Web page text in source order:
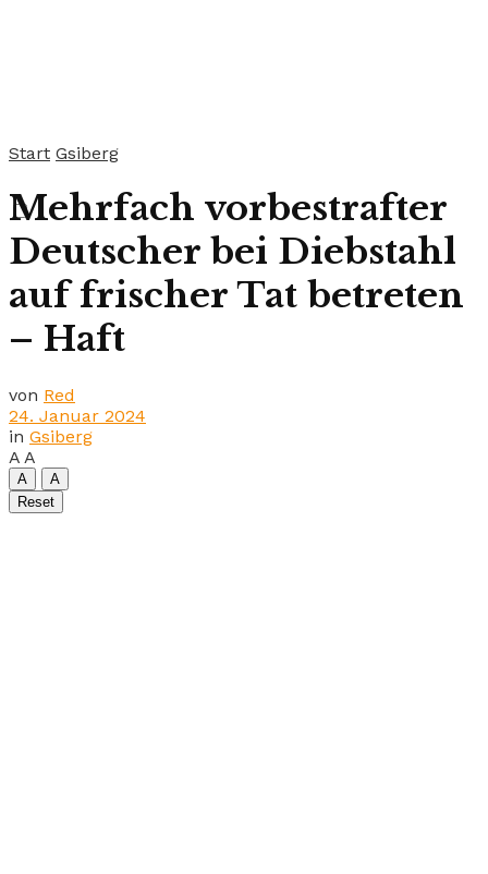
Start Gsiberg
Mehrfach vorbestrafter
Deutscher bei Diebstahl
auf frischer Tat betreten
– Haft
von Red
24. Januar 2024
in Gsiberg
A A
A
A
Reset